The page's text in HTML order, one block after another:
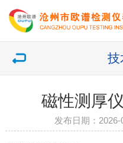
技
磁性测厚
发布日期：